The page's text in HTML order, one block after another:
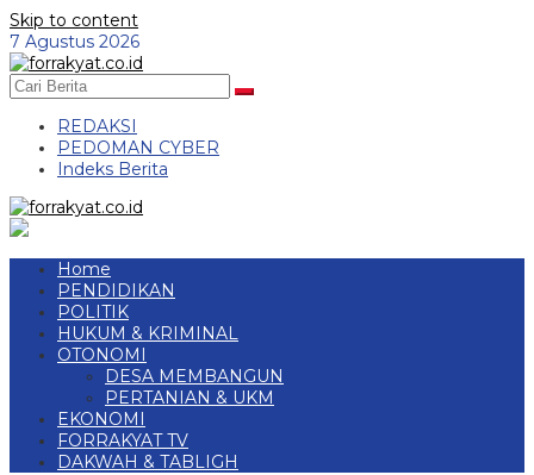
Skip to content
7 Agustus 2026
REDAKSI
PEDOMAN CYBER
Indeks Berita
Home
PENDIDIKAN
POLITIK
HUKUM & KRIMINAL
OTONOMI
DESA MEMBANGUN
PERTANIAN & UKM
EKONOMI
FORRAKYAT TV
DAKWAH & TABLIGH